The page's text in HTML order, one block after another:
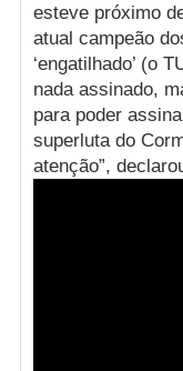
esteve próximo
atual campeão
‘engatilhado’ (o
nada assinado,
para poder
superluta do
atenção”,